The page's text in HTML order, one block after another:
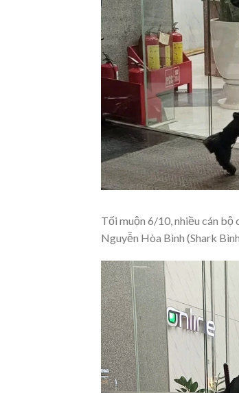
Tối muộn 6/10, nhiều cán
Nguyễn Hòa Bình (Shark